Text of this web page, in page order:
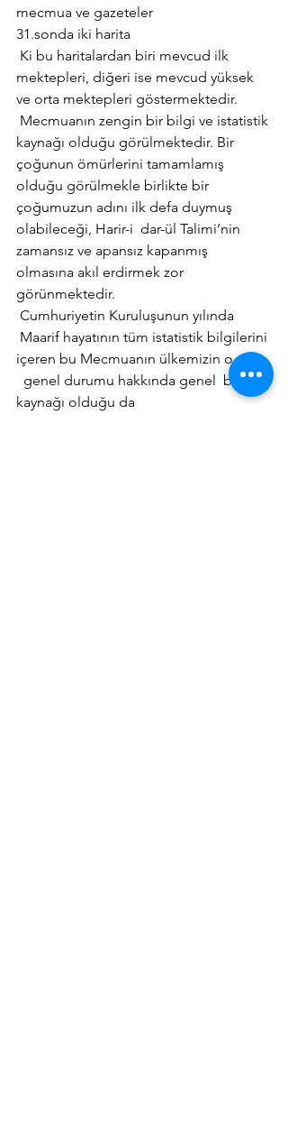
mecmua ve gazeteler
31.sonda iki harita
Ki bu haritalardan biri mevcud ilk
mektepleri, diğeri ise mevcud yüksek
ve orta mektepleri göstermektedir.
Mecmuanın zengin bir bilgi ve istatistik
kaynağı olduğu görülmektedir. Bir
çoğunun ömürlerini tamamlamış
olduğu görülmekle birlikte bir
çoğumuzun adını ilk defa duymuş
olabileceği, Harir-i  dar-ül Talimi’nin
zamansız ve apansız kapanmış
olmasına akıl erdirmek zor
görünmektedir.
Cumhuriyetin Kuruluşunun yılında
Maarif hayatının tüm istatistik bilgilerini
içeren bu Mecmuanın ülkemizin o yılki
genel durumu hakkında genel  bir
kaynağı olduğu da